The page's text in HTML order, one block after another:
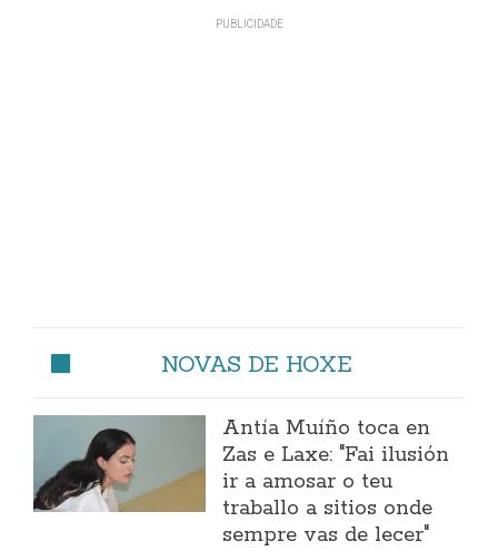
NOVAS DE HOXE
Antía Muíño toca en
Zas e Laxe: "Fai ilusión
ir a amosar o teu
traballo a sitios onde
sempre vas de lecer"